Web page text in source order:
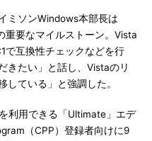
ミソンWindows本部長は
重要なマイルストーン。Vista
で互換性チェックなどを行
きたい」と話し、Vistaのリ
している」と強調した。
利用できる「Ultimate」エデ
（CPP）登録者向けに9